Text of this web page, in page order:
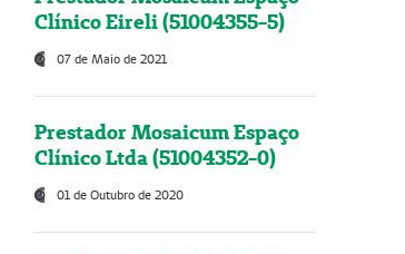
Clínico Eireli (51004355-5)
07 de Maio de 2021
Prestador Mosaicum Espaço
Clínico Ltda (51004352-0)
01 de Outubro de 2020